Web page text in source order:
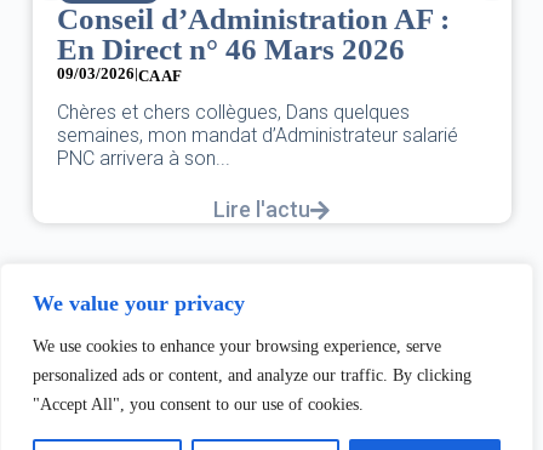
We value your privacy
We use cookies to enhance your browsing experience, serve
personalized ads or content, and analyze our traffic. By clicking
"Accept All", you consent to our use of cookies.
Conseil d’Administration AF :
En Direct n° 46 Mars 2026
09/03/2026|CA AF
Chères et chers collègues, Dans quelques
semaines, mon mandat d’Administrateur salarié
PNC arrivera à son...
Lire l'actu